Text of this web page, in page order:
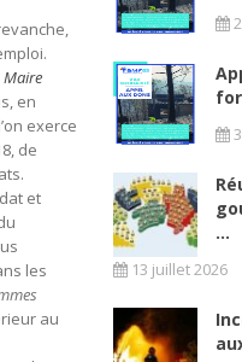
Maire
en
exerce
de
et
les
au
...
13 juillet 2026